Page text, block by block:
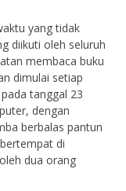
yang tidak
diikuti oleh seluruh
membaca buku
dimulai setiap
tanggal 23
dengan
berbalas pantun
di
dua orang